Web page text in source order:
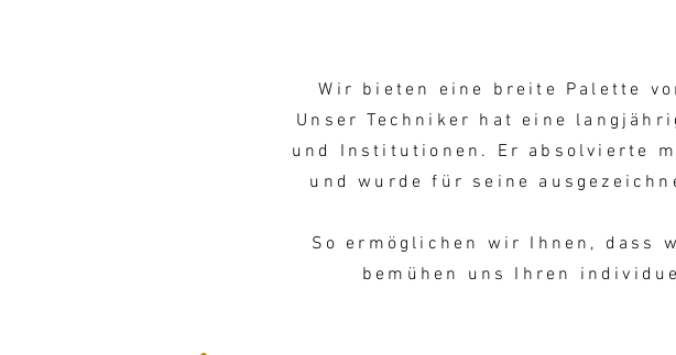
Wir bieten eine breite Palette
Unser Techniker hat eine
und Institutionen. Er absolvierte
und wurde für seine
So ermöglichen wir Ihnen, dass
bemühen uns Ihren